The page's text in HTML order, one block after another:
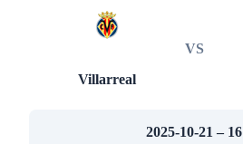
Villarreal
VS
2025-10-21 –